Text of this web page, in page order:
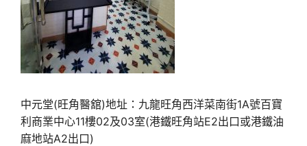
中元堂(旺角醫舘)地址：九龍旺角西洋菜南街1A號百寶
利商業中心11樓02及03室(港鐵旺角站E2出口或港鐵油
麻地站A2出口)